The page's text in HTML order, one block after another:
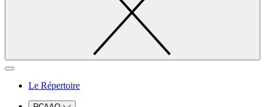
Le Répertoire